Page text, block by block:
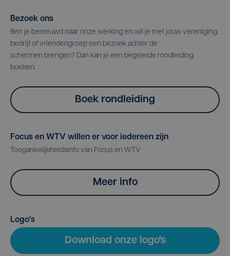
Bezoek ons
Ben je benieuwd naar onze werking en wil je met jouw vereniging,
bedrijf of vriendengroep een bezoek achter de
schermen brengen? Dan kan je een begeleide rondleiding
boeken.
Boek rondleiding
Focus en WTV willen er voor iedereen zijn
Toegankelijkheidsinfo van Focus en WTV
Meer info
Logo's
Download onze logo's